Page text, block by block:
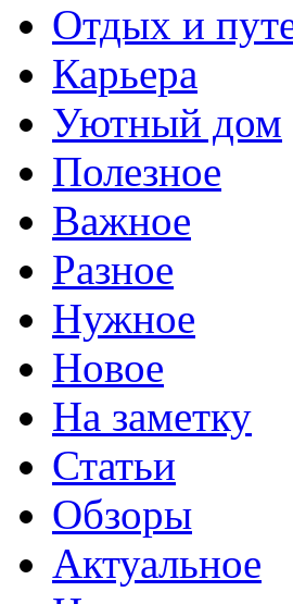
Отдых и
Карьера
Уютный дом
Полезное
Важное
Разное
Нужное
Новое
На заметку
Статьи
Обзоры
Актуальное